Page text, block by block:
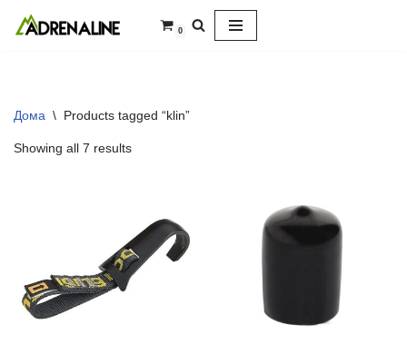
0
Дома \ Products tagged “klin”
Showing all 7 results